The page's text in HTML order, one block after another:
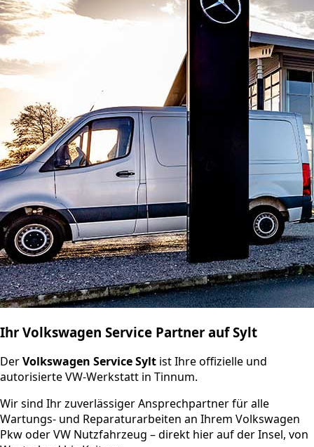
Ihr Volkswagen Service Partner auf Sylt
DerVolkswagen Service Sylt ist Ihre offizielle und
autorisierte VW-Werkstatt in Tinnum.
Wir sind Ihr zuverlässiger Ansprechpartner für alle
Wartungs- und Reparaturarbeiten an Ihrem Volkswagen
Pkw oder VW Nutzfahrzeug – direkt hier auf der Insel, von